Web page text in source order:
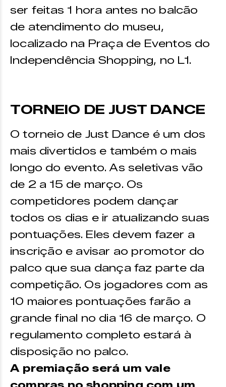
ser feitas 1 hora antes no balcão
de atendimento do museu,
localizado na Praça de Eventos do
Independência Shopping, no L1.
TORNEIO DE JUST DANCE
O torneio de Just Dance é um dos
mais divertidos e também o mais
longo do evento. As seletivas vão
de 2 a 15 de março. Os
competidores podem dançar
todos os dias e ir atualizando suas
pontuações. Eles devem fazer a
inscrição e avisar ao promotor do
palco que sua dança faz parte da
competição. Os jogadores com as
10 maiores pontuações farão a
grande final no dia 16 de março. O
regulamento completo estará à
disposição no palco.
A premiação será um vale